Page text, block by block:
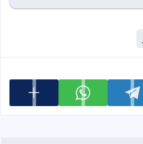
شارك على telegram شارك على whatsapp عرض